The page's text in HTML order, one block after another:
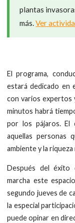
plantas
más.Ver
El programa,
estará dedicado en
con varios expertos
minutos habrá
por los pájaros.
aquellas personas
ambiente y la
Después del éxito
marcha este
segundo jueves de
la especial
puede opinar en